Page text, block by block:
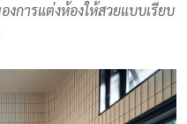
การแต่งห้องให้สวยแบบเรียบ